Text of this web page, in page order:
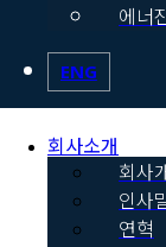
에너
ENG
회사소개
회사
인사
연혁